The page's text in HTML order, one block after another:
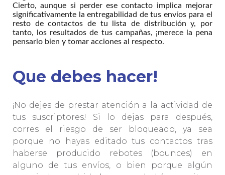
Cierto, aunque si perder ese contacto implica mejorar
significativamente la entregabilidad de tus envíos para el
resto de contactos de tu lista de distribución y, por
tanto, los resultados de tus campañas, ¡merece la pena
pensarlo bien y tomar acciones al respecto.
Que debes hacer!
¡No dejes de prestar atención a la actividad de
tus suscriptores! Si lo dejas para después,
corres el riesgo de ser bloqueado, ya sea
porque no hayas editado tus contactos tras
haberse producido rebotes (bounces) en
alguno de tus envíos, o bien porque algún